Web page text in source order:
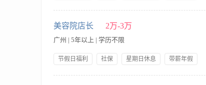
为你的能力将免费提升！ 只要你有梦想、积极向上、正
调理师-健康顾问-经理-储备店长-店长-区域经理-事业合
3、分析顾客的意见，解释服务目标及标准，与其他员工
势，制定对策。 5、订立公正、合理、有效的奖罚制度
产品为顾客服务，确保产品效果良好，质量稳定，物有
士健康养生连锁，希望你是对男生养生新项目有浓厚兴
备美容师高级劳动资格认证或相当于高级美容师资格；
好的业务能力、营销能力、指导能力及协调能力； 6、
美容院店长 2万-3万
广州 | 5年以上 | 学历不限
节假日福利 社保 星期日休息
带薪年假